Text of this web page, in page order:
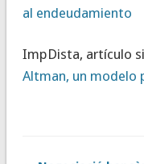
al endeudamiento
ImpDista, artículo
Altman, un modelo